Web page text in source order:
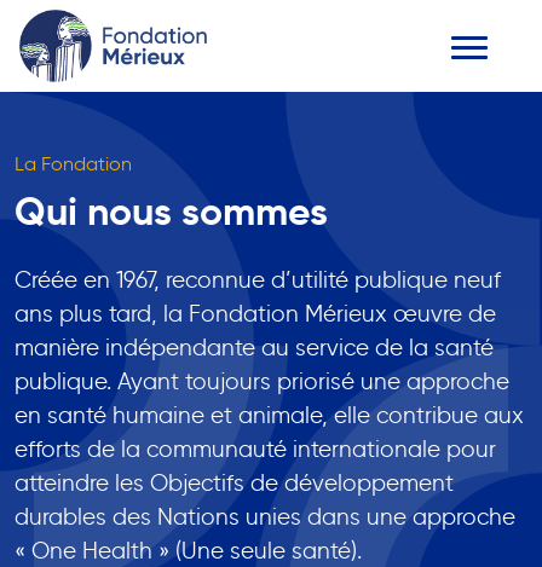
La Fondation
Qui nous sommes
Créée en 1967, reconnue d’utilité publique neuf
ans plus tard, la Fondation Mérieux œuvre de
manière indépendante au service de la santé
publique. Ayant toujours priorisé une approche
en santé humaine et animale, elle contribue aux
efforts de la communauté internationale pour
atteindre les Objectifs de développement
durables des Nations unies dans une approche
« One Health » (Une seule santé).